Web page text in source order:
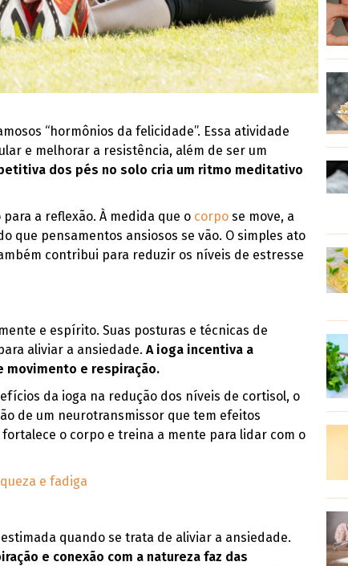
“hormônios da felicidade”. Essa atividade
e melhorar a resistência, além de ser um
dos pés no solo cria um ritmo meditativo
a reflexão. À medida que o corpo se move, a
que pensamentos ansiosos se vão. O simples ato
contribui para reduzir os níveis de estresse
e espírito. Suas posturas e técnicas de
aliviar a ansiedade. A ioga incentiva a
movimento e respiração.
da ioga na redução dos níveis de cortisol, o
de um neurotransmissor que tem efeitos
o corpo e treina a mente para lidar com o
e fadiga
quando se trata de aliviar a ansiedade.
e conexão com a natureza faz das